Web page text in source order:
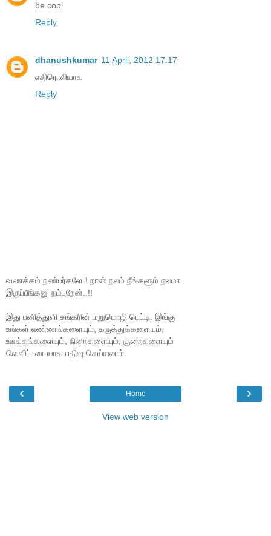
be cool
Reply
dhanushkumar 11 April, 2012 17:17
எதிரொலியாக
Reply
வணக்கம் நண்பர்களே.! நான் நலம் நீங்களும் நலமா
இருப்பீங்கனு நம்புறேன்..!!
இது பனித்துளி சங்கரின் மறுமொழி பெட்டி. இங்கு
உங்கள் எண்ணங்களையும், கருத்துக்களையும்,
ஊக்கங்களையும், நிறைகளையும், குறைகளையும்
வெளிப்படையாக பதிவு செய்யலாம்.
‹ ›
Home
View web version